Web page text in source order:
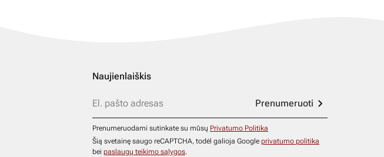
Naujienlaiškis
Prenumeruoti
Prenumeruodami sutinkate su mūsų Privatumo Politika
Šią svetainę saugo reCAPTCHA, todėl galioja Google privatumo politika
bei paslaugų teikimo sąlygos.